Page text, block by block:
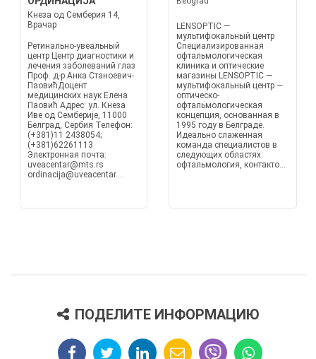
Кнеза од Семберия 14,
Врачар
Ретинально-увеальный
центр Центр диагностики и
лечения заболеваний глаз
Проф. д-р Анка Станоевич-
ПаовићДоцент
медицинских наук Елена
Паовић Адрес: ул. Кнеза
Иве од Семберије, 11000
Белград, Сербия Телефон:
(+381)11 2438054;
(+381)62261113
Электронная почта:
uveacentar@mts.rs
ordinacija@uveacentar....
LENSOPTIC —
мультифокальный центр
Специализированная
офтальмологическая
клиника и оптические
магазины LENSOPTIC —
мультифокальный центр —
оптическо-
офтальмологическая
концепция, основанная в
1995 году в Белграде.
Идеально слаженная
команда специалистов в
следующих областях:
офтальмология, контакто...
ПОДЕЛИТЕ ИНФОРМАЦИЮ